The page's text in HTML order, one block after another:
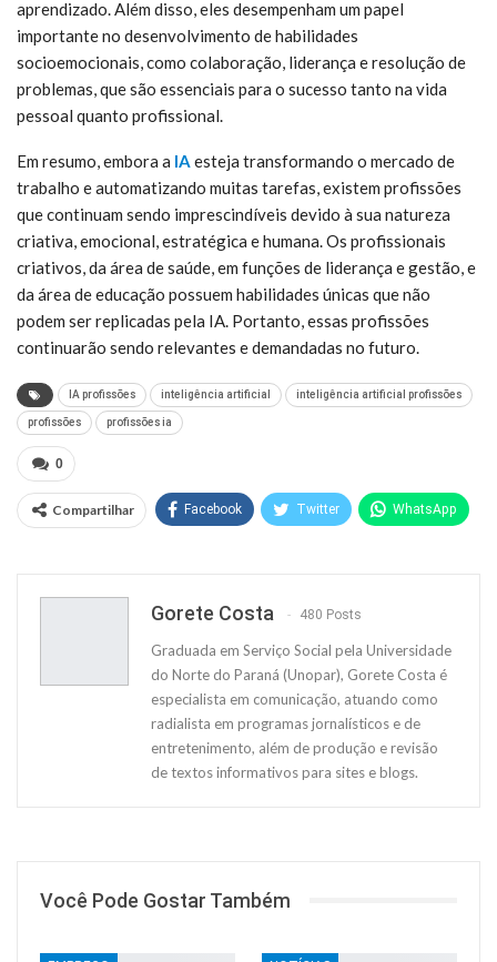
aprendizado. Além disso, eles desempenham um papel
importante no desenvolvimento de habilidades
socioemocionais, como colaboração, liderança e resolução de
problemas, que são essenciais para o sucesso tanto na vida
pessoal quanto profissional.
Em resumo, embora a IA esteja transformando o mercado de
trabalho e automatizando muitas tarefas, existem profissões
que continuam sendo imprescindíveis devido à sua natureza
criativa, emocional, estratégica e humana. Os profissionais
criativos, da área de saúde, em funções de liderança e gestão, e
da área de educação possuem habilidades únicas que não
podem ser replicadas pela IA. Portanto, essas profissões
continuarão sendo relevantes e demandadas no futuro.
IA profissões inteligência artificial inteligência artificial profissões
profissões profissões ia
0
Compartilhar Facebook Twitter WhatsApp
Facebook Messenger
Gorete Costa 480 Posts
Graduada em Serviço Social pela Universidade
do Norte do Paraná (Unopar), Gorete Costa é
especialista em comunicação, atuando como
radialista em programas jornalísticos e de
entretenimento, além de produção e revisão
de textos informativos para sites e blogs.
Você Pode Gostar Também